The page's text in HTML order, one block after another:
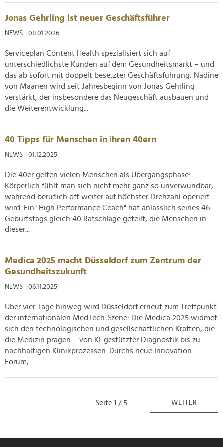
analysieren. Außerdem geben wir Informationen zu Ihrer
Verwendung unserer Website an unsere Partner für
Partner führen diese Informationen möglicherweise mit
weiteren Daten zusammen, die Sie ihnen bereitgestellt
haben oder die sie im Rahmen Ihrer Nutzung der Dienste
gesammelt haben.
Jonas Gehrling ist neuer Geschäftsführer
NEWS | 08.01.2026
Serviceplan Content Health spezialisiert sich auf
unterschiedlichste Kunden auf dem Gesundheitsmarkt – und
das ab sofort mit doppelt besetzter Geschäftsführung: Nadine
von Maanen wird seit Jahresbeginn von Jonas Gehrling
verstärkt, der insbesondere das Neugeschäft ausbauen und
die Weiterentwicklung...
40 Tipps für Menschen in ihren 40ern
NEWS | 01.12.2025
Die 40er gelten vielen Menschen als Übergangsphase:
Körperlich fühlt man sich nicht mehr ganz so unverwundbar,
während beruflich oft weiter auf höchster Drehzahl operiert
wird. Ein "High Performance Coach" hat anlässlich seines 46.
Geburtstags gleich 40 Ratschläge geteilt, die Menschen in
dieser...
Medica 2025 macht Düsseldorf zum Zentrum der
Gesundheitszukunft
NEWS | 06.11.2025
Über vier Tage hinweg wird Düsseldorf erneut zum Treffpunkt
der internationalen MedTech-Szene: Die Medica 2025 widmet
sich den technologischen und gesellschaftlichen Kräften, die
die Medizin prägen – von KI-gestützter Diagnostik bis zu
nachhaltigen Klinikprozessen. Durchs neue Innovation
Forum,...
Seite 1 / 5 WEITER